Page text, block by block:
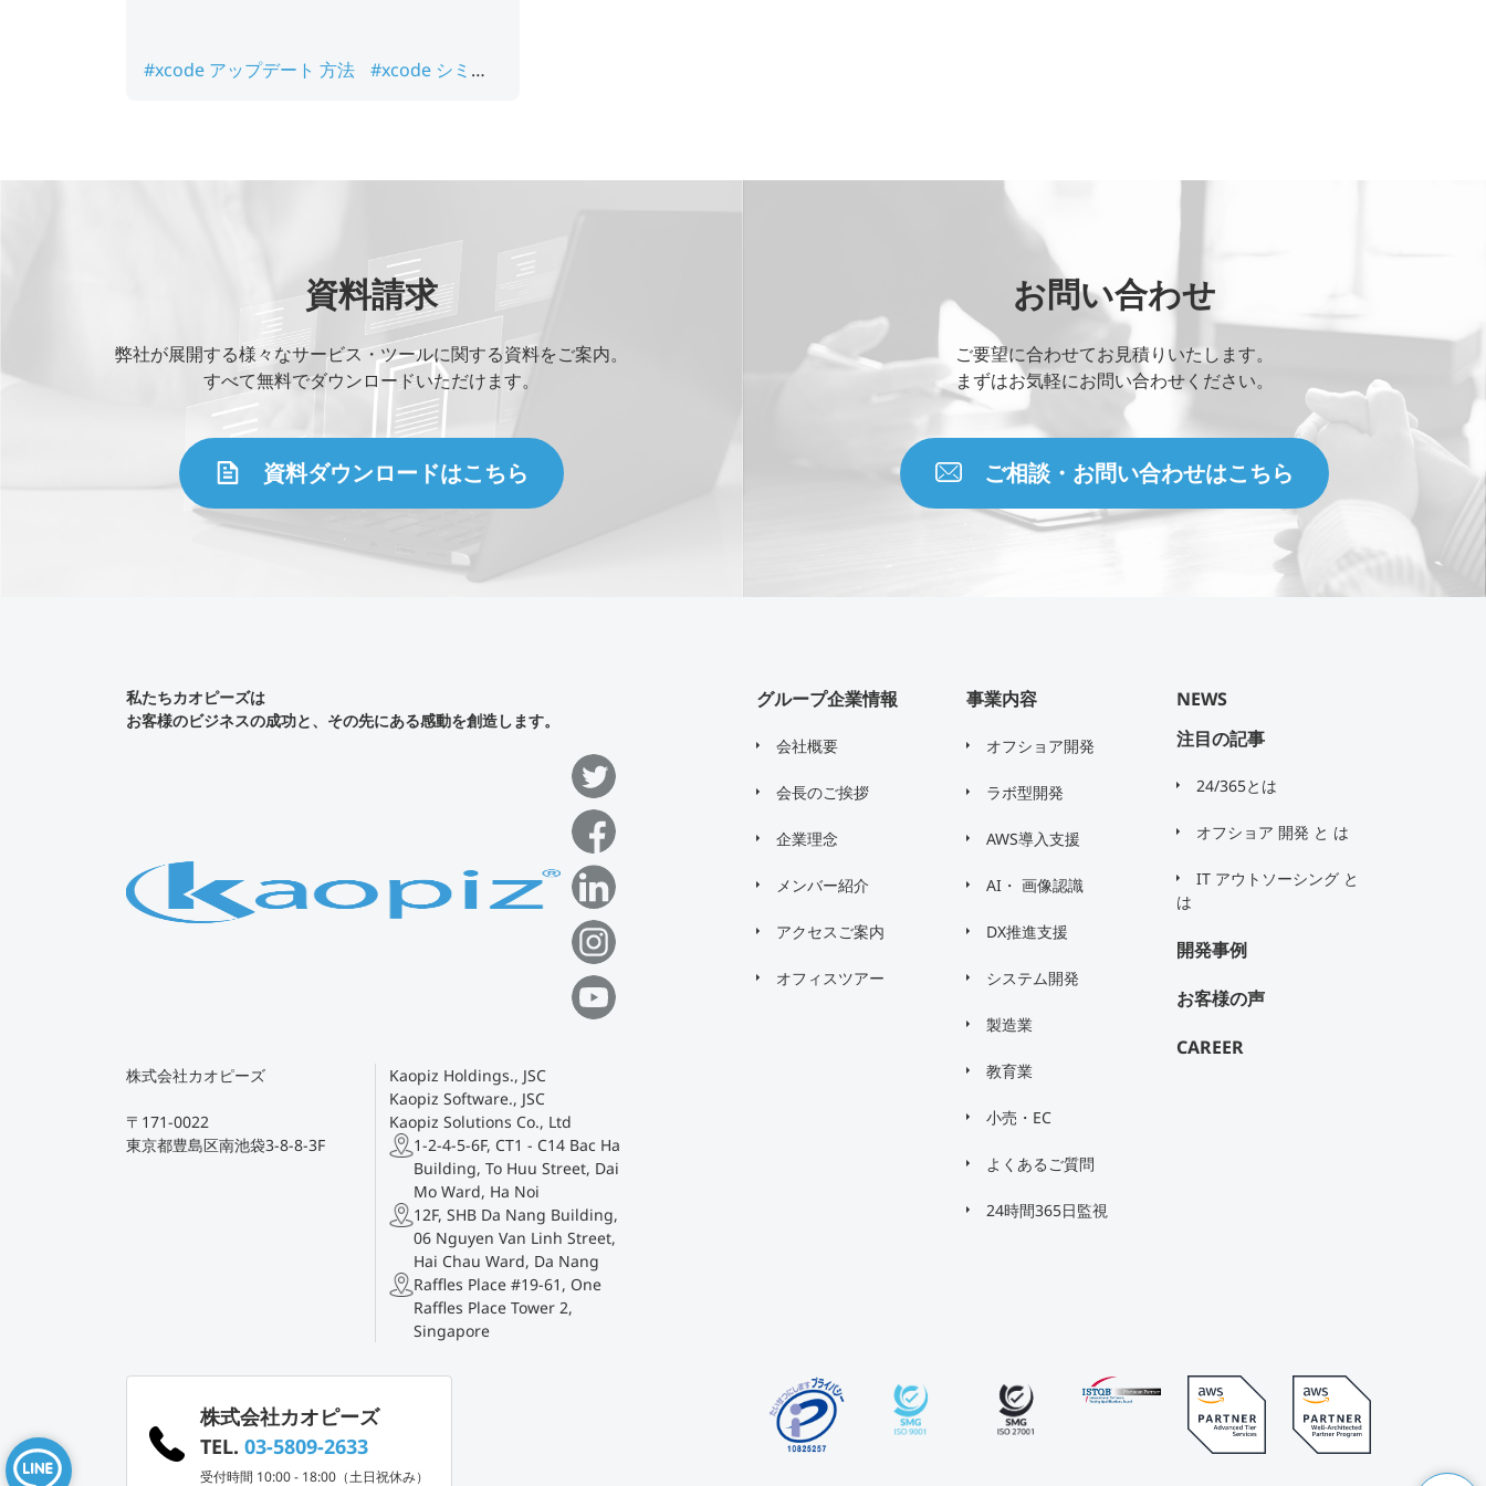
#xcode アップデート 方法
#xcode シミュ
資料請求
弊社が展開する様々なサービス・ツールに関する資料をご案内。
すべて無料でダウンロードいただけます。
資料ダウンロードはこちら
お問い合わせ
ご要望に合わせてお見積りいたします。
まずはお気軽にお問い合わせください。
ご相談・お問い合わせはこちら
私たちカオピーズは
お客様のビジネスの成功と、その先にある感動を創造します。
株式会社カオピーズ
〒171-0022
東京都豊島区南池袋3-8-8-3F
Kaopiz Holdings., JSC
Kaopiz Software., JSC
Kaopiz Solutions Co., Ltd
1-2-4-5-6F, CT1 - C14 Bac Ha
Building, To Huu Street, Dai
Mo Ward, Ha Noi
12F, SHB Da Nang Building,
06 Nguyen Van Linh Street,
Hai Chau Ward, Da Nang
Raffles Place #19-61, One
Raffles Place Tower 2,
Singapore
グループ企業情報
会社概要
会長のご挨拶
企業理念
メンバー紹介
アクセスご案内
オフィスツアー
事業内容
オフショア開発
ラボ型開発
AWS導入支援
AI・ 画像認識
DX推進支援
システム開発
製造業
教育業
小売・EC
よくあるご質問
24時間365日監視
NEWS
注目の記事
24/365とは
オフショア 開発 と は
IT アウトソーシング と
は
開発事例
お客様の声
CAREER
株式会社カオピーズ
TEL. 03-5809-2633
受付時間 10:00 - 18:00（土日祝休み）